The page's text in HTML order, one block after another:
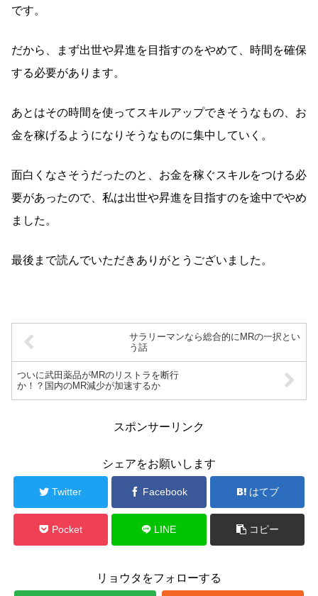
です。
だから、まず出世や昇進を目指すのをやめて、時間を確保
する必要があります。
あとはその時間を使ってスキルアップできそうなもの、お
金を稼げるようになりそうなものに集中していく。
面白くなさそうだったのと、お金を稼ぐスキルをつける必
要があったので、私は出世や昇進を目指すのを途中でやめ
ました。
最後まで読んでいただきありがとうございました。
サラリーマンなら総合的にMRの一択とい
う話
ついに武田薬品がMRのリストラを断行
か！？国内のMR減少が加速するか
スポンサーリンク
シェアをお願いします
Twitter Facebook はてブ
Pocket LINE コピー
リョウタをフォローする